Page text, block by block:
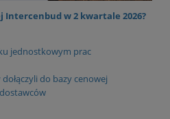
Intercenbud w 2 kwartale 2026?
jednostkowym prac
do bazy cenowej